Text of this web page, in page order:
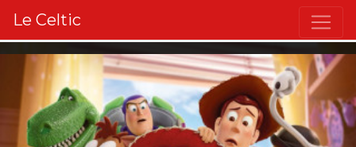
Le Celtic